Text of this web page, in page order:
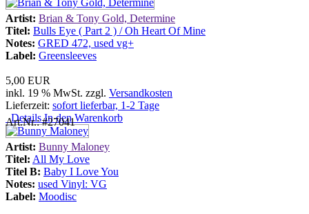
Artist: Brian & Tony Gold, Determine
Titel: Bulls Eye ( Part 2 ) / Oh Heart Of Mine
Notes: GRED 472, used vg+
Label: Greensleeves
5,00 EUR
inkl. 19 % MwSt. zzgl. Versandkosten
Lieferzeit: sofort lieferbar, 1-2 Tage
DetailsIn den Warenkorb
Art.Nr.: #27041
Artist: Bunny Maloney
Titel: All My Love
Titel B: Baby I Love You
Notes: used Vinyl: VG
Label: Moodisc